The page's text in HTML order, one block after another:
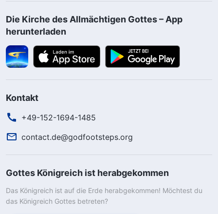
Die Kirche des Allmächtigen Gottes – App
herunterladen
Kontakt
+49-152-1694-1485
contact.de@godfootsteps.org
Gottes Königreich ist herabgekommen
Das Königreich ist auf die Erde herabgekommen! Möchtest du
das Königreich Gottes betreten?